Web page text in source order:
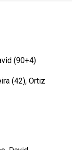
(90+4)
(42), Ortiz